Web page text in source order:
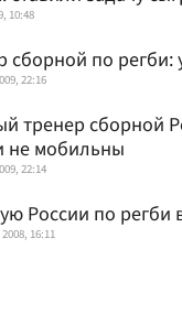
10:48
сборной по
22:16
тренер сборной
не мобильны
22:14
России по регби
16:11